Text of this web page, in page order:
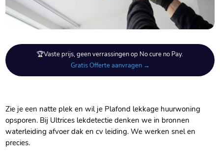
🏆Vaste prijs, geen verrassingen op No cure no Pay.
Gratis Offerte aanvragen →
Zie je een natte plek en wil je Plafond lekkage huurwoning
opsporen.​ Bij Ultrices lekdetectie denken we in bronnen
waterleiding afvoer dak en cv leiding.​ We werken snel en
precies.​